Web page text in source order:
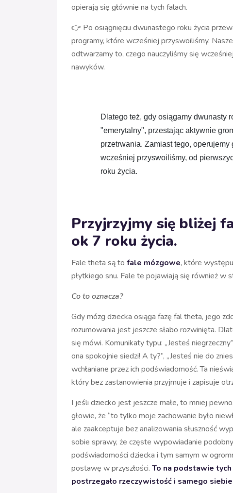
opierają się głównie na tych falach.
👉 Po osiągnięciu dwunastego roku życia
programy, które wcześniej przyswoiliśmy.
odtwarzamy to, czego nauczyliśmy się
nawyków.
Dlatego też, gdy osiągamy dwunasty
"emerytalny", przestając aktywnie
przetrwania. Zamiast tego, operujemy
wcześniej przyswoiliśmy, od
roku życia.
Przyjrzyjmy się bliżej
ok 7 roku życia.
Fale theta są to fale mózgowe, które
płytkiego snu. Fale te pojawiają się również w
Co to oznacza?
Gdy mózg dziecka osiąga fazę fal theta, jego
rozumowania jest jeszcze słabo rozwinięta.
się mówi. Komunikaty typu: „Jesteś
ona spokojnie siedzi! A ty?”, „Jesteś nie do
wchłaniane przez ich podświadomość. Ta
który bez zastanowienia przyjmuje i zapisuje
I jeśli dziecko jest jeszcze małe, to mniej
głowie, że “to tylko moje zachowanie było
ale zaakceptuje bez analizowania słuszność
sobie sprawy, że częste wypowiadanie
podświadomości dziecka i tym samym w
postawę w przyszłości. To na podstawie
postrzegało rzeczywistość i samego